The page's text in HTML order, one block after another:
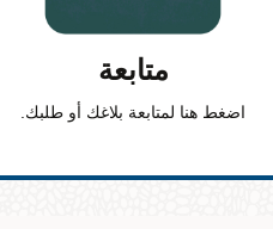
متابعة
اضغط هنا لمتابعة بلاغك أو طلبك.